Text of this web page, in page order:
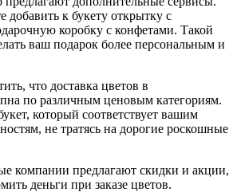
к букету открытку с
коробку с конфетами. Такой
ваш подарок более персональным и
что доставка цветов в
по различным ценовым категориям.
который соответствует вашим
не тратясь на дорогие роскошные
компании предлагают скидки и акции,
деньги при заказе цветов.